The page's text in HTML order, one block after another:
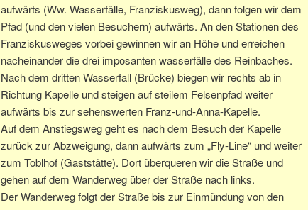
aufwärts (Ww. Wasserfälle, Franziskusweg), dann folgen wir dem
Pfad (und den vielen Besuchern) aufwärts. An den Stationen des
Franziskusweges vorbei gewinnen wir an Höhe und erreichen
nacheinander die drei imposanten wasserfälle des Reinbaches.
Nach dem dritten Wasserfall (Brücke) biegen wir rechts ab in
Richtung Kapelle und steigen auf steilem Felsenpfad weiter
aufwärts bis zur sehenswerten Franz-und-Anna-Kapelle.
Auf dem Anstiegsweg geht es nach dem Besuch der Kapelle
zurück zur Abzweigung, dann aufwärts zum „Fly-Line“ und weiter
zum Toblhof (Gaststätte). Dort überqueren wir die Straße und
gehen auf dem Wanderweg über der Straße nach links.
Der Wanderweg folgt der Straße bis zur Einmündung von den